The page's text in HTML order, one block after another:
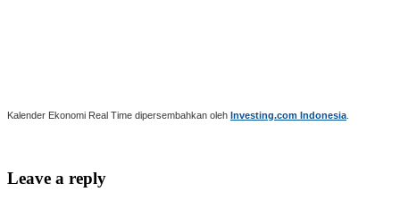
Kalender Ekonomi Real Time dipersembahkan oleh Investing.com Indonesia
Leave a reply